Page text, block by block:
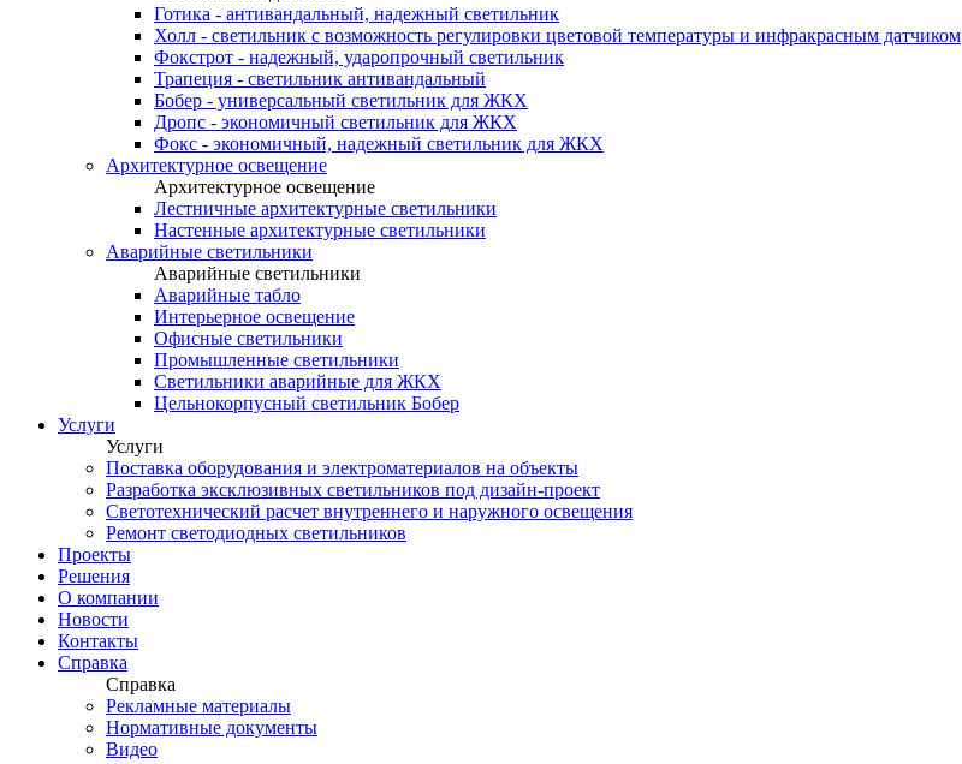
Готика - антивандальный, надежный светильник
Холл - светильник с возможность регулировки цветовой температуры и инфракрасным датчиком
Фокстрот - надежный, ударопрочный светильник
Трапеция - светильник антивандальный
Бобер - универсальный светильник для ЖКХ
Дропс - экономичный светильник для ЖКХ
Фокс - экономичный, надежный светильник для ЖКХ
Архитектурное освещение
Архитектурное освещение
Лестничные архитектурные светильники
Настенные архитектурные светильники
Аварийные светильники
Аварийные светильники
Аварийные табло
Интерьерное освещение
Офисные светильники
Промышленные светильники
Светильники аварийные для ЖКХ
Цельнокорпусный светильник Бобер
Услуги
Услуги
Поставка оборудования и электроматериалов на объекты
Разработка эксклюзивных светильников под дизайн-проект
Светотехнический расчет внутреннего и наружного освещения
Ремонт светодиодных светильников
Проекты
Решения
О компании
Новости
Контакты
Справка
Справка
Рекламные материалы
Нормативные документы
Видео